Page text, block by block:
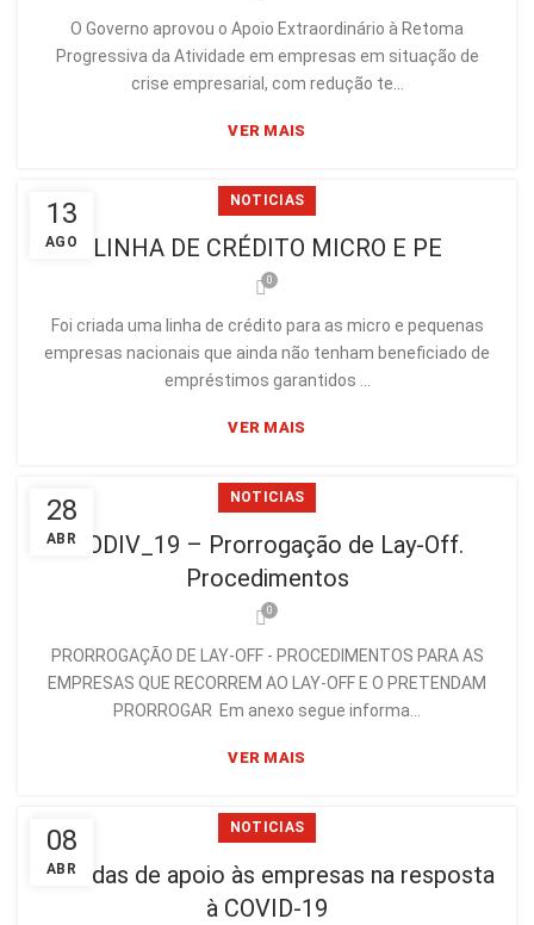
O Governo aprovou o Apoio Extraordinário à Retoma
Progressiva da Atividade em empresas em situação de
crise empresarial, com redução te...
VER MAIS
13
AGO
NOTICIAS
LINHA DE CRÉDITO MICRO E PE
0
Foi criada uma linha de crédito para as micro e pequenas
empresas nacionais que ainda não tenham beneficiado de
empréstimos garantidos ...
VER MAIS
28
ABR
NOTICIAS
CODIV_19 – Prorrogação de Lay-Off.
Procedimentos
0
PRORROGAÇÃO DE LAY-OFF - PROCEDIMENTOS PARA AS
EMPRESAS QUE RECORREM AO LAY-OFF E O PRETENDAM
PRORROGAR Em anexo segue informa...
VER MAIS
08
ABR
NOTICIAS
Medidas de apoio às empresas na resposta
à COVID-19